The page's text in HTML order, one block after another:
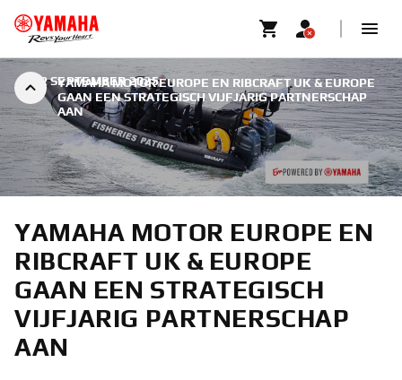
YAMAHA MOTOR EUROPE EN RIBCRAFT UK & EUROPE
GAAN EEN STRATEGISCH VIJFJARIG PARTNERSCHAP
AAN
22 SEPTEMBER 2025
YAMAHA MOTOR EUROPE EN
RIBCRAFT UK & EUROPE
GAAN EEN STRATEGISCH
VIJFJARIG PARTNERSCHAP
AAN